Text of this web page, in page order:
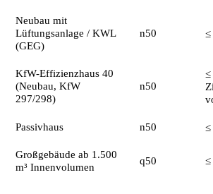
Neubau mit
Lüftungsanlage / KWL
(GEG)
n50 ≤
KfW-Effizienzhaus 40
(Neubau, KfW
297/298)
n50
≤
Passivhaus n50 ≤
Großgebäude ab 1.500
m³ Innenvolumen
q50 ≤